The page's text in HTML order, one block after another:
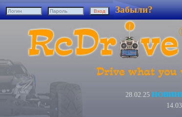
Забыли?
28.02.25